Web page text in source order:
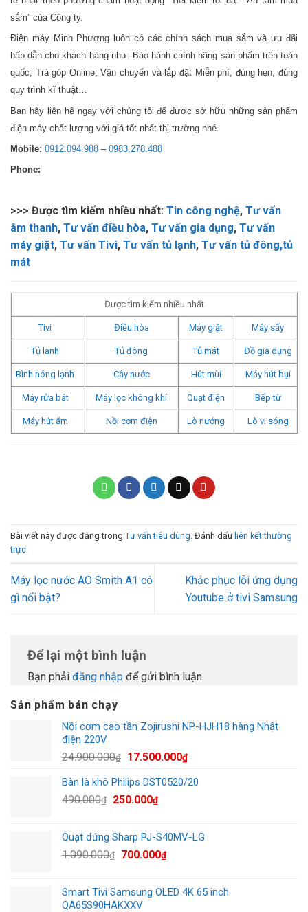
Sản phẩm bán chạy
Nồi cơm cao tần Zojirushi NP-HJH18 hàng Nhật
điện 220V
24.900.000₫
Giá
là:
24.900.000₫.
17.500.000₫Giá
tại
Bàn là khô Philips DST0520/20
490.000₫
Giá
490.000₫.
250.000₫Giá
là:
250.000₫.
Quạt đứng Sharp PJ-S40MV-LG
1.090.000₫
Giá
1.090.000₫.
700.000₫Giá
là:
Smart Tivi Samsung OLED 4K 65 inch
QA65S90HAKXXV
sắm” của Công ty.
Điện máy Minh Phương luôn có các chính sách mua sắm và ưu đãi
hấp dẫn cho khách hàng như: Bảo hành chính hãng sản phẩm trên toàn
quốc; Trả góp Online; Vận chuyển và lắp đặt Miễn phí, đúng hẹn, đúng
quy trình kĩ thuật…
Bạn hãy liên hệ ngay với chúng tôi để được sở hữu những sản phẩm
điện máy chất lượng với giá tốt nhất thị trường nhé.
Mobile: 0912.094.988 – 0983.278.488
Phone:
>>> Được tìm kiếm nhiều nhất: Tin công nghệ, Tư vấn
âm thanh, Tư vấn điều hòa, Tư vấn gia dụng, Tư vấn
máy giặt, Tư vấn Tivi, Tư vấn tủ lạnh, Tư vấn tủ đông,tủ
mát
Được tìm kiếm nhiều nhất
Tivi Điều hòa Máy giặt Máy sấy
Tủ lạnh Tủ đông Tủ mát Đồ gia dụng
Bình nóng lạnh Cây nước Hút mùi Máy hút bụi
Máy rửa bát Máy lọc không khí Quạt điện Bếp từ
Máy hút ẩm Nồi cơm điện Lò nướng Lò vi sóng
Bài viết này được đăng trong Tư vấn tiêu dùng. Đánh dấu liên kết thường
trực.
Máy lọc nước AO Smith A1 có
gì nổi bật?
Khắc phục lỗi ứng dụng
Youtube ở tivi Samsung
Để lại một bình luận
Bạn phải đăng nhập để gửi bình luận.